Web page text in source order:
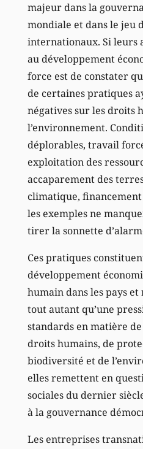
majeur dans la
mondiale et dans le jeu
internationaux. Si leurs
au développement
force est de constater
de certaines pratiques
négatives sur les droits
l’environnement.
déplorables, travail
exploitation des
accaparement des
climatique,
les exemples ne
tirer la sonnette
Ces pratiques
développement
humain dans les pays
tout autant qu’une
standards en matière
droits humains, de
biodiversité et de
elles remettent en
sociales du dernier
à la gouvernance
Les entreprises